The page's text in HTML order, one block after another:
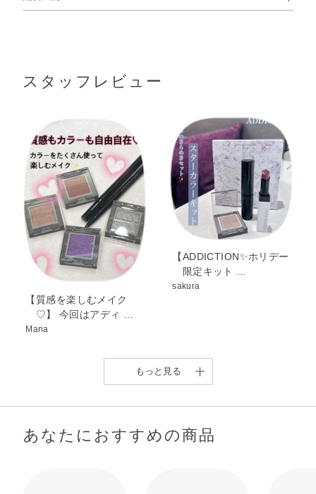
ー・ナイロン－12・エチルヘキサン酸セチル・オクチルド
ン酸アスコルビル・ダマスクバラ花エキス・トコフェロー
ル・BG・DPG・（HDI／トリメチロールヘキシルラクト
ン）クロスポリマー・イソドデカン・エチルセルロース・
スクワラン・セスキイソステアリン酸ソルビタン・タル
ク・トリ（カプリル酸／カプリン酸）グリセリル・酸化ス
ズ・水・水添ポリ（C6－20オレフィン）・クロルフェネシ
ン・Al・グンジョウ・マイカ・酸化チタン・酸化鉄
スタッフレビュー
【質感を楽しむメイク
♡】 今回はアディ …
Mana
【ADDICTION✨ホリデー
限定キット …
sakura
もっと見る
あなたにおすすめの商品